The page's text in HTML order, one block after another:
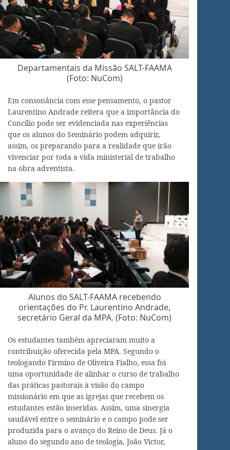
Departamentais da Missão SALT-FAAMA
(Foto: NuCom)
Em consonância com esse pensamento, o pastor
Laurentino Andrade reitera que a importância do
Concílio pode ser evidenciada nas experiências
que os alunos do Seminário podem adquirir,
assim, os preparando para a realidade que irão
vivenciar por toda a vida ministerial de trabalho
na obra adventista.
Alunos do SALT-FAAMA recebendo
orientações do Pr. Laurentino Andrade,
secretário Geral da MPA. (Foto: NuCom)
Os estudantes também apreciaram muito a
contribuição oferecida pela MPA. Segundo o
teologando Firmino de Oliveira Fialho, essa foi
uma oportunidade de alinhar o curso de trabalho
das práticas pastorais à visão do campo
missionário em que as igrejas que recebem os
estudantes estão inseridas. Assim, uma sinergia
saudável entre o seminário e o campo pode ser
produzida para o avanço do Reino de Deus. Já o
aluno do segundo ano de teologia, João Victor,